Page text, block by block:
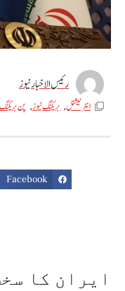
رئیس الاخبار نیوز
انٹر نیشنل, بریکنگ نیوز, پن
Facebook
ایران کا